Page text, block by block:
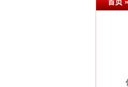
首页
住